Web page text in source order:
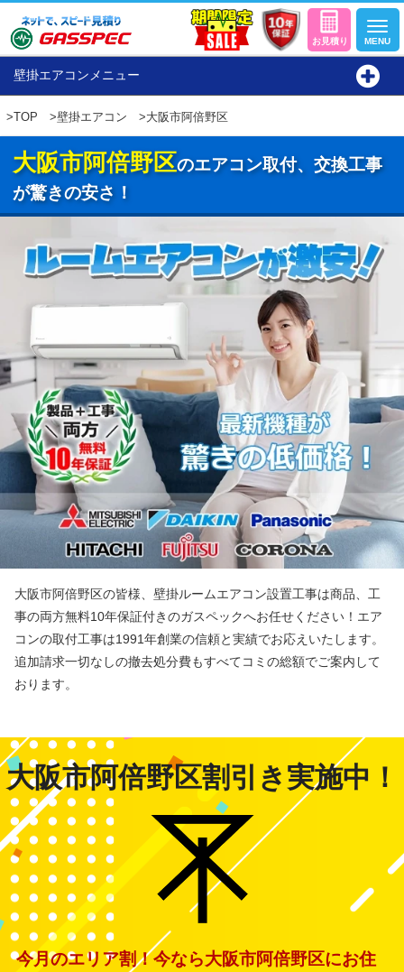
壁掛エアコンメニュー
>TOP >壁掛エアコン >大阪市阿倍野区
大阪市阿倍野区のエアコン取付、交換工事
が驚きの安さ！
大阪市阿倍野区の皆様、壁掛ルームエアコン設置工事は商品、工
事の両方無料10年保証付きのガスペックへお任せください！エア
コンの取付工事は1991年創業の信頼と実績でお応えいたします。
追加請求一切なしの撤去処分費もすべてコミの総額でご案内して
おります。
大阪市阿倍野区割引き実施中！
今月のエリア割！今なら大阪市阿倍野区にお住